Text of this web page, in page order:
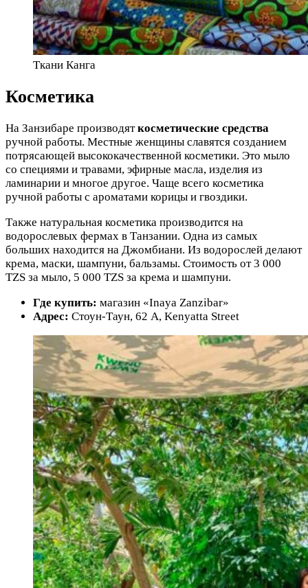
Ткани Канга
Косметика
На Занзибаре производяткосметические средства
ручной работы. Местные женщины славятся созданием
потрясающей высококачественной косметики. Это мыло
со специями и травами, эфирные масла, изделия из
ламинарии и многое другое. Чаще всего косметика
ручной работы с ароматами корицы и гвоздики.
Также натуральная косметика производится на
водорослевых фермах в Танзании. Одна из самых
больших находится на Джомбиани. Из водорослей делают
крема, маски, шампуни, бальзамы. Стоимость от 3 000
TZS за мыло, 5 000 TZS за крема и шампуни.
Где купить: магазин «Inaya Zanzibar»
Адрес: Стоун-Таун, 62 A, Kenyatta Street